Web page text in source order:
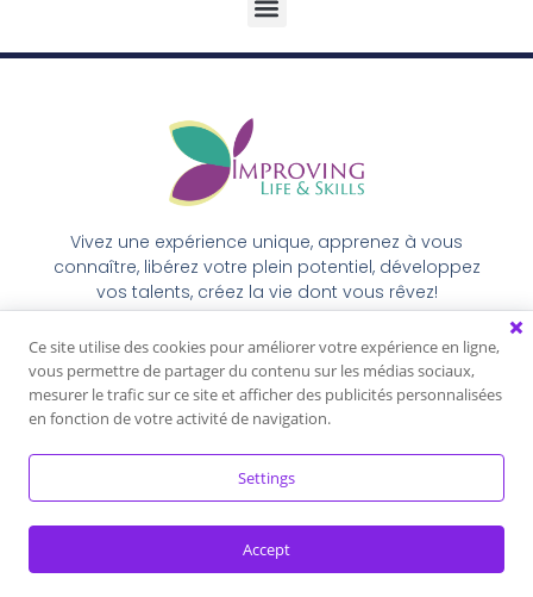
Vivez une expérience unique, apprenez à vous
connaître, libérez votre plein potentiel, développez
vos talents, créez la vie dont vous rêvez!
Politique de confidentialité Conditions générales
Ce site utilise des cookies pour améliorer votre expérience en ligne,
vous permettre de partager du contenu sur les médias sociaux,
mesurer le trafic sur ce site et afficher des publicités personnalisées
en fonction de votre activité de navigation.
Settings
Accept